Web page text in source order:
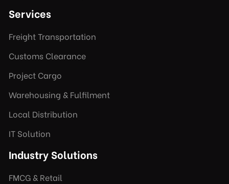
Services
Freight Transportation
Customs Clearance
Project Cargo
Warehousing & Fulfilment
Local Distribution
IT Solution
Industry Solutions
FMCG & Retail